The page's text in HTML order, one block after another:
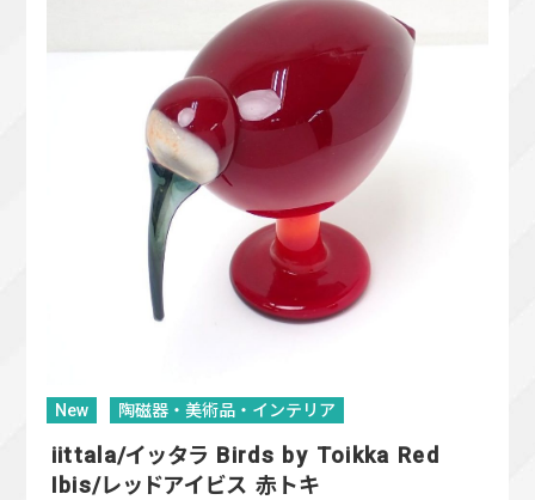
New 陶磁器・美術品・インテリア
iittala/イッタラ Birds by Toikka Red
Ibis/レッドアイビス 赤トキ